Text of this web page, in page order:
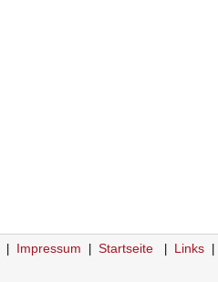
Impressum Startseite Links